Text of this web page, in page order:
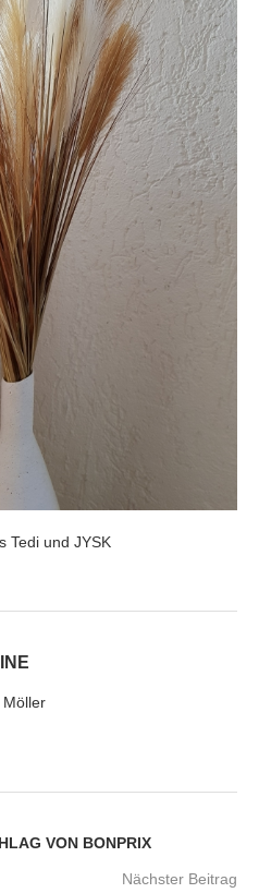
Tedi und JYSK
Möller
VON BONPRIX
Nächster Beitrag